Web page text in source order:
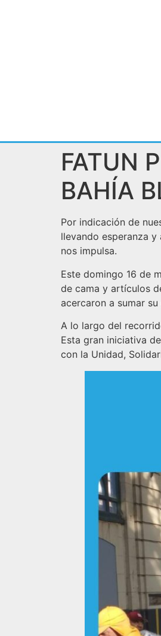
FATUN
BAHÍA
Por indicación de
llevando esperanza
nos impulsa.
Este domingo 16 de
de cama y artículos
acercaron a sumar
A lo largo del
Esta gran iniciativa
con la Unidad,